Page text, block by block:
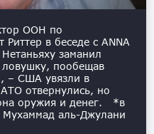
ООН по
в беседе с ANNA
заманил
ловушку, пообещав
– США увязли в
отвернулись, но
оружия и денег. *в
Мухаммад аль-Джулани